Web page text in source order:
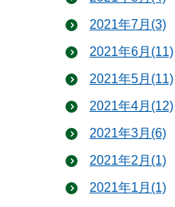
2021年7月(3)
2021年6月(11)
2021年5月(11)
2021年4月(12)
2021年3月(6)
2021年2月(1)
2021年1月(1)